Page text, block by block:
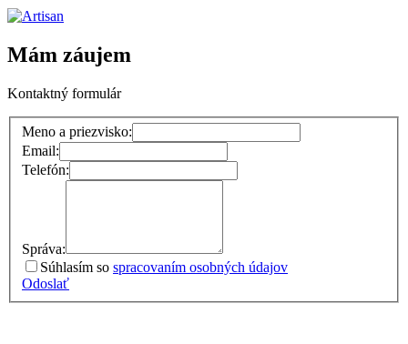
Mám záujem
Kontaktný formulár
Meno a priezvisko:
Email:
Telefón:
Správa:
Súhlasím so spracovaním osobných údajov
Odoslať